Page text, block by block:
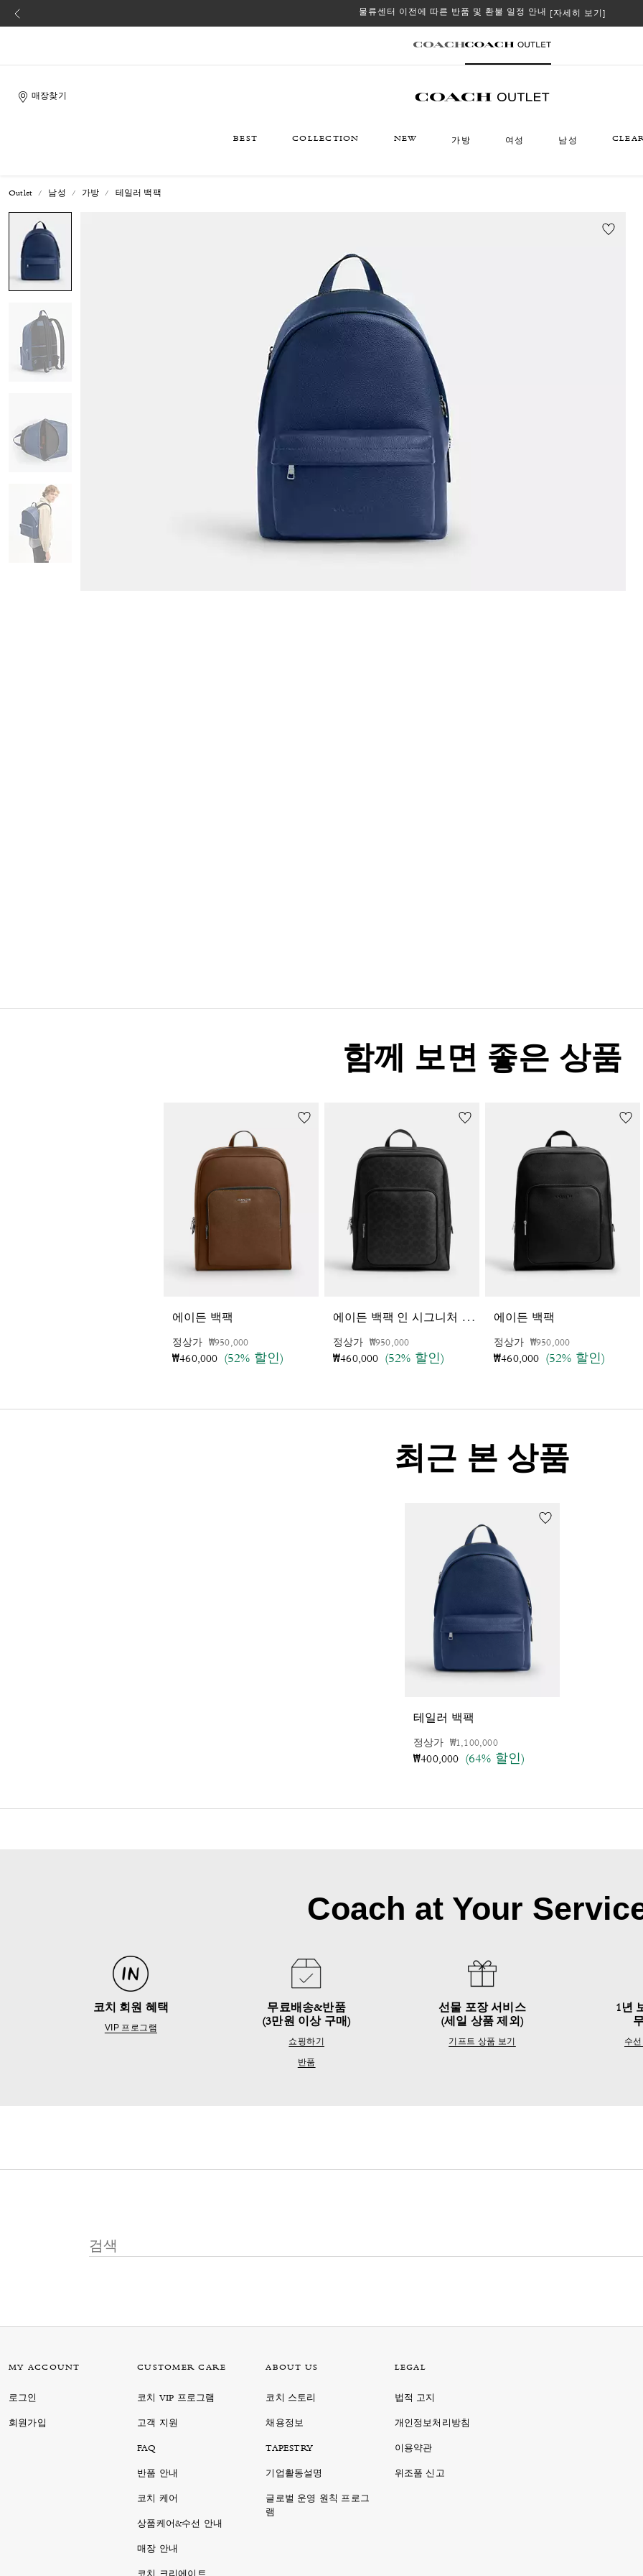
물류센터 이전에 따른 반품 및 환불 일정 안내 [자세히 보기]
매장찾기
BEST COLLECTION NEW 가방 여성 남성
Outlet 남성 가방 테일러 백팩
함께 보면 좋은 상품
에이든 백팩
정상가 가격 인하 전
₩950,000인하됨
₩460,000 (52% 할인)
에
이든 백팩 인 시그니처 캔버스
정상가 가격 인하 전
₩950,000인하됨
₩460,000 (52% 할인)
에이든 백팩
정상가 가격 인하 전
₩950,000인하됨
₩460,000 (52% 할인)
최근 본 상품
테일러 백팩
정상가 가격 인하 전
₩1,100,000인하됨
₩400,000 (64% 할인)
Coach at Your
코치 회원 혜택
VIP 프로그램
무료배송&반품
(3만원 이상 구매)
쇼핑하기
반품
선물 포장 서비스
(세일 상품 제외)
기프트 상품 보기
1년
수
MY ACCOUNT
로그인
회원가입
CUSTOMER CARE
코치 VIP 프로그램
고객 지원
FAQ
반품 안내
코치 케어
상품케어&수선 안내
매장 안내
ABOUT US
코치 스토리
채용정보
TAPESTRY
기업활동설명
글로벌 운영 원칙 프로그
램
LEGAL
법적 고지
개인정보처리방침
이용약관
위조품 신고